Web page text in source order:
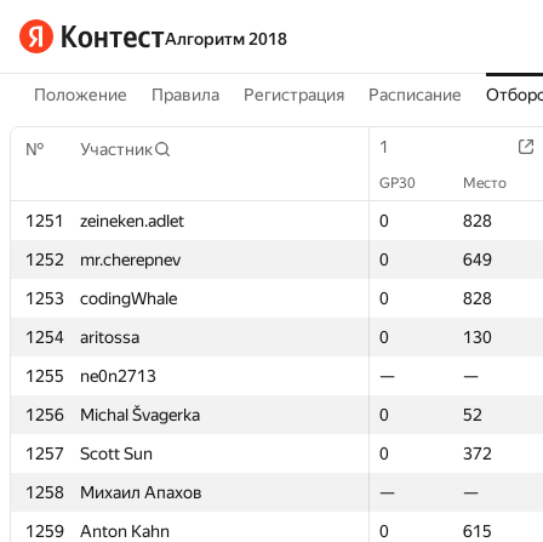
Алгоритм 2018
Положение Правила Регистрация Расписание
№ Участник 1
GP30 Место
1251 zeineken.adlet 0
828
1252
mr.cherepnev 0
649
1253
codingWhale 0
828
1254
aritossa 0
130
1255
ne0n2713 —
—
1256
Michal Švagerka 0
52
1257
Scott Sun 0
372
1258
Михаил Апахов —
—
1259
Anton Kahn 0
615
№ Участник 1
GP30 Место
1251 zeineken.adlet 0
828
1252
mr.cherepnev 0
649
1253
codingWhale 0
828
1254
aritossa 0
130
1255
ne0n2713 —
—
1256
Michal Švagerka 0
52
1257
Scott Sun 0
372
1258
Михаил Апахов —
—
1259
Anton Kahn 0
615